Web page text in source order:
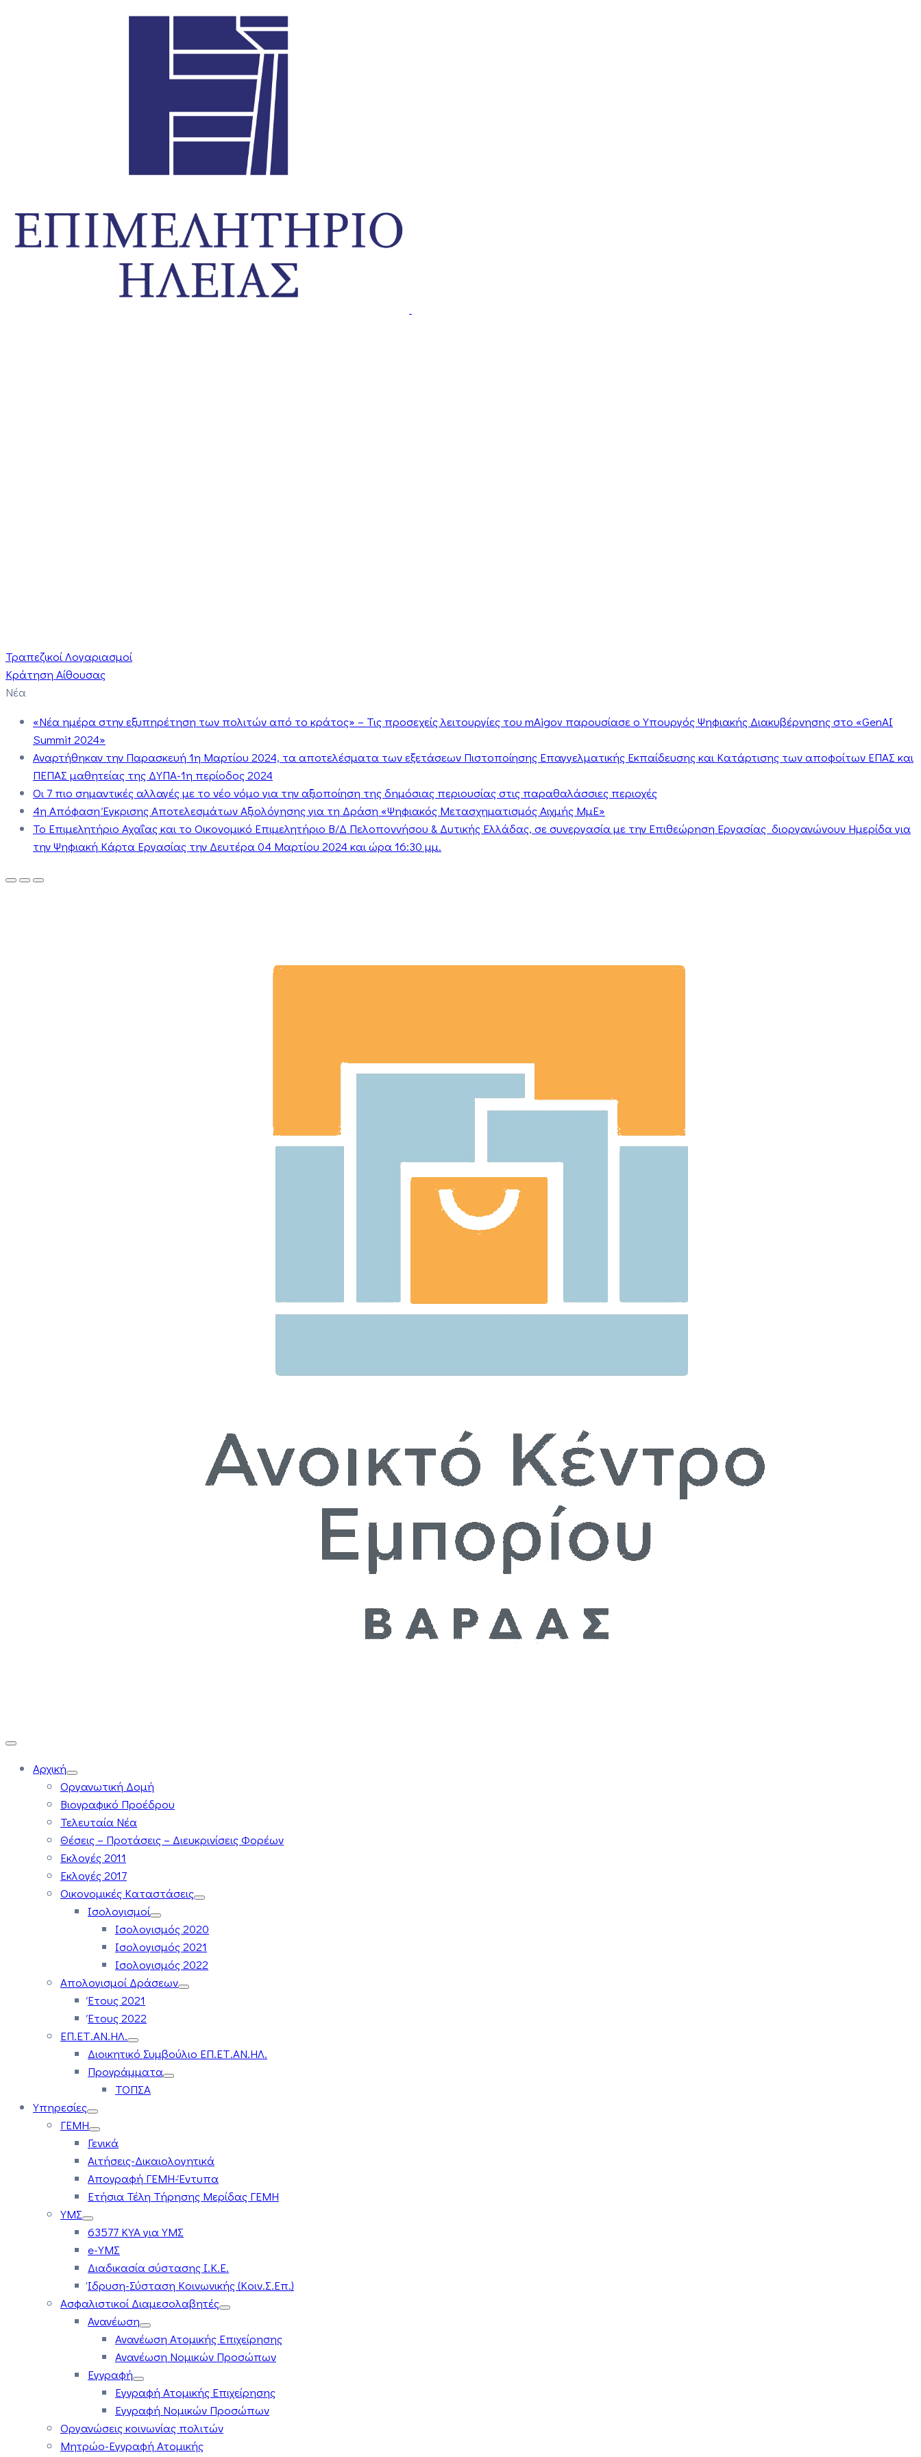
Τραπεζικοί Λογαριασμοί
Κράτηση Αίθουσας
Νέα
«Νέα ημέρα στην εξυπηρέτηση των πολιτών από το κράτος» – Τις προσεχείς λειτουργίες του mAigov παρουσίασε ο Υπουργός Ψηφιακής Διακυβέρνησης στο «GenAI
Summit 2024»
Αναρτήθηκαν την Παρασκευή 1η Μαρτίου 2024, τα αποτελέσματα των εξετάσεων Πιστοποίησης Επαγγελματικής Εκπαίδευσης και Κατάρτισης των αποφοίτων ΕΠΑΣ και
ΠΕΠΑΣ μαθητείας της ΔΥΠΑ-1η περίοδος 2024
Οι 7 πιο σημαντικές αλλαγές με το νέο νόμο για την αξιοποίηση της δημόσιας περιουσίας στις παραθαλάσσιες περιοχές
4η Απόφαση Έγκρισης Αποτελεσμάτων Αξιολόγησης για τη Δράση «Ψηφιακός Μετασχηματισμός Αιχμής ΜμΕ»
Το Επιμελητήριο Αχαΐας και το Οικονομικό Επιμελητήριο Β/Δ Πελοποννήσου & Δυτικής Ελλάδας, σε συνεργασία με την Επιθεώρηση Εργασίας διοργανώνουν Ημερίδα για
την Ψηφιακή Κάρτα Εργασίας την Δευτέρα 04 Μαρτίου 2024 και ώρα 16:30 μμ.
Αρχική
Οργανωτική Δομή
Βιογραφικό Προέδρου
Τελευταία Νέα
Θέσεις – Προτάσεις – Διευκρινίσεις Φορέων
Εκλογές 2011
Εκλογές 2017
Οικονομικές Καταστάσεις
Ισολογισμοί
Ισολογισμός 2020
Ισολογισμός 2021
Ισολογισμός 2022
Απολογισμοί Δράσεων
Έτους 2021
Έτους 2022
ΕΠ.ΕΤ.ΑΝ.ΗΛ.
Διοικητικό Συμβούλιο ΕΠ.ΕΤ.ΑΝ.ΗΛ.
Προγράμματα
ΤΟΠΣΑ
Υπηρεσίες
ΓΕΜΗ
Γενικά
Αιτήσεις-Δικαιολογητικά
Απογραφή ΓΕΜΗ-Έντυπα
Ετήσια Τέλη Τήρησης Μερίδας ΓΕΜΗ
ΥΜΣ
63577 ΚΥΑ για ΥΜΣ
e-ΥΜΣ
Διαδικασία σύστασης Ι.Κ.Ε.
Ίδρυση-Σύσταση Κοινωνικής (Κοιν.Σ.Επ.)
Ασφαλιστικοί Διαμεσολαβητές
Ανανέωση
Ανανέωση Ατομικής Επιχείρησης
Ανανέωση Νομικών Προσώπων
Εγγραφή
Εγγραφή Ατομικής Επιχείρησης
Εγγραφή Νομικών Προσώπων
Οργανώσεις κοινωνίας πολιτών
Μητρώο-Εγγραφή Ατομικής